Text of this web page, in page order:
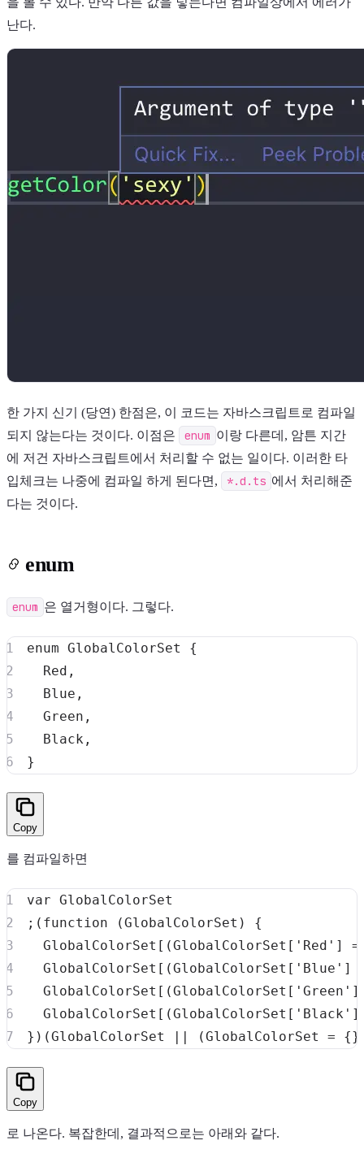
난다.
한 가지 신기 (당연) 한점은, 이 코드는 자바스크립트로 컴파일
되지 않는다는 것이다. 이점은
enum 이랑 다른데, 암튼 지간
에 저건 자바스크립트에서 처리할 수 없는 일이다. 이러한 타
입체크는 나중에 컴파일 하게 된다면,
*.d.ts 에서 처리해준
다는 것이다.
enum
enum 은 열거형이다. 그렇다.
enum GlobalColorSet {
  Red
,
  Blue
,
  Green
,
  Black
,
}
Copy
를 컴파일하면
var GlobalColorSet
; ( function (GlobalColorSet )
{
GlobalColorSet [ (GlobalColorSet [ 'Red' ]
=
GlobalColorSet [ (GlobalColorSet [ 'Blue' ]
GlobalColorSet [ (GlobalColorSet [ 'Green' ]
GlobalColorSet [ (GlobalColorSet [ 'Black' ]
} ) (GlobalColorSet || (GlobalColorSet = {}
Copy
로 나온다. 복잡한데, 결과적으로는 아래와 같다.